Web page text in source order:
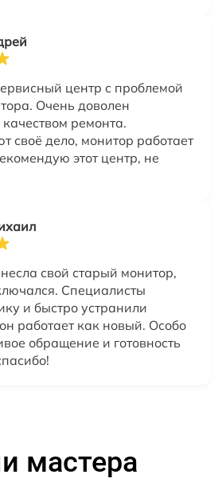
центр с проблемой
Очень доволен
ремонта.
своё дело, монитор работает
этот центр, не
свой старый монитор,
Специалисты
и быстро устранили
работает как новый. Особо
обращение и готовность
мастера